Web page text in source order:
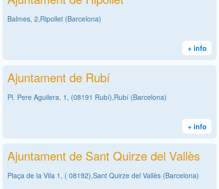
Balmes, 2,Ripollet (Barcelona)
+ info
Ajuntament de Rubí
Pl. Pere Aguilera, 1, (08191 Rubí),Rubí (Barcelona)
+ info
Ajuntament de Sant Quirze del Vallès
Plaça de la Vila 1, ( 08192),Sant Quirze del Vallès (Barcelona)